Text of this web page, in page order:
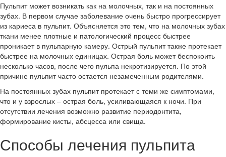
Пульпит может возникать как на молочных, так и на постоянных
зубах. В первом случае заболевание очень быстро прогрессирует
из кариеса в пульпит. Объясняется это тем, что на молочных зубах
ткани менее плотные и патологический процесс быстрее
проникает в пульпарную камеру. Острый пульпит также протекает
быстрее на молочных единицах. Острая боль может беспокоить
несколько часов, после чего пульпа некротизируется. По этой
причине пульпит часто остается незамеченным родителями.
На постоянных зубах пульпит протекает с теми же симптомами,
что и у взрослых – острая боль, усиливающаяся к ночи. При
отсутствии лечения возможно развитие периодонтита,
формирование кисты, абсцесса или свища.
Способы лечения пульпита